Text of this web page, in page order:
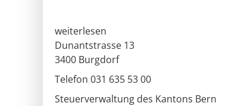
weiterlesen
Dunantstrasse 13
3400 Burgdorf
Telefon 031 635 53 00
Steuerverwaltung des Kantons Bern